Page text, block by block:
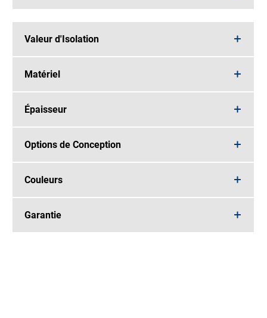
Valeur d'Isolation
Matériel
Épaisseur
Options de Conception
Couleurs
Garantie